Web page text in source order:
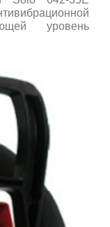
уровень